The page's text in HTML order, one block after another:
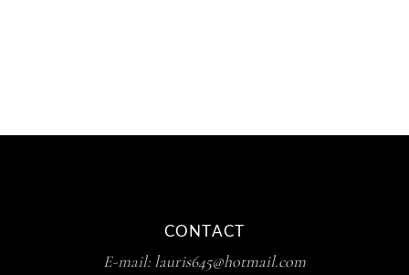
CONTACT
E-mail: lauris645@hotmail.com